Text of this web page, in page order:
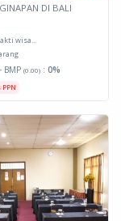
DI BALI
wisa...
BMP (0.00) : 0%
PPN